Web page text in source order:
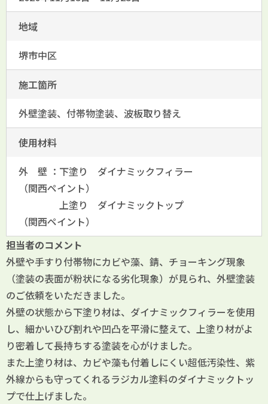
地域
堺市中区
施工箇所
外壁塗装、付帯物塗装、波板取り替え
使用材料
外 壁 ：下塗り ダイナミックフィラー
（関西ペイント）
上塗り ダイナミックトップ
（関西ペイント）
担当者のコメント
外壁や手すり付帯物にカビや藻、錆、チョーキング現象
（塗装の表面が粉状になる劣化現象）が見られ、外壁塗装
のご依頼をいただきました。
外壁の状態から下塗り材は、ダイナミックフィラーを使用
し、細かいひび割れや凹凸を平滑に整えて、上塗り材がよ
り密着して長持ちする塗装を心がけました。
また上塗り材は、カビや藻も付着しにくい超低汚染性、紫
外線からも守ってくれるラジカル塗料のダイナミックトッ
プで仕上げました。